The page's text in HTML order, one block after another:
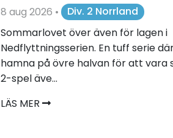
8 aug 2026 •
Div. 2 Norrland
Sommarlovet över även för lagen i
Nedflyttningsserien. En tuff serie
hamna på övre halvan för att vara
2-spel äve...
LÄS MER